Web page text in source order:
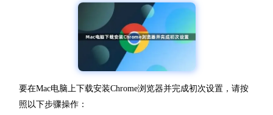
要在Mac电脑上下载安装Chrome浏览器并完成初次设置，请按
照以下步骤操作：